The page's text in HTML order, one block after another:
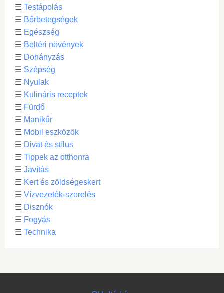
☰ Testápolás
☰ Bőrbetegségek
☰ Egészség
☰ Beltéri növények
☰ Dohányzás
☰ Szépség
☰ Nyulak
☰ Kulináris receptek
☰ Fürdő
☰ Manikűr
☰ Mobil eszközök
☰ Divat és stílus
☰ Tippek az otthonra
☰ Javítás
☰ Kert és zöldségeskert
☰ Vízvezeték-szerelés
☰ Disznók
☰ Fogyás
☰ Technika